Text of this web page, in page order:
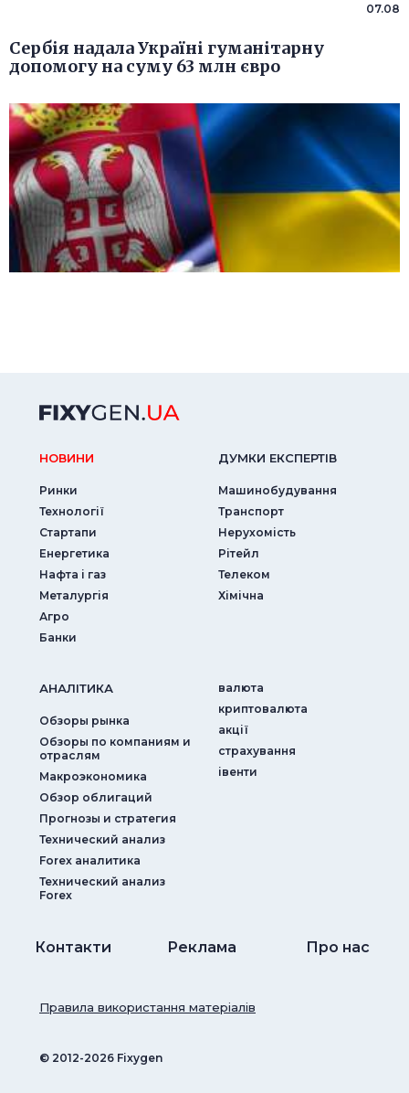
07.08
Сербія надала Україні гуманітарну
допомогу на суму 63 млн євро
НОВИНИ
Ринки
Технології
Стартапи
Енергетика
Нафта і газ
Металургія
Агро
Банки
ДУМКИ ЕКСПЕРТIВ
Машинобудування
Транспорт
Нерухомість
Рітейл
Телеком
Хімічна
АНАЛIТИКА
Обзоры рынка
Обзоры по компаниям и
отраслям
Макроэкономика
Обзор облигаций
Прогнозы и стратегия
Технический анализ
Forex аналитика
Технический анализ
Forex
валюта
криптовалюта
акції
страхування
iвенти
Контакти Реклама Про нас
© ‎2012-2026 Fixygen
Правила використання матеріалів